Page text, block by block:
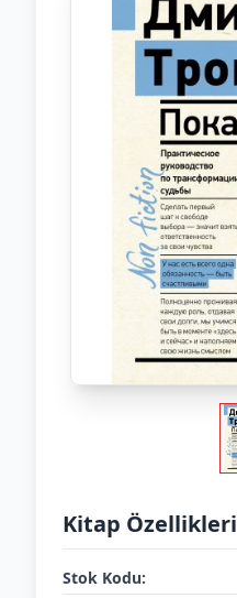
Kitap Özellikleri
Stok Kodu: